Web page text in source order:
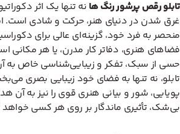
تابلو رقص پرشور رنگ ها نه تنها یک اثر
غرق شدن در دنیای هنر، حرکت و شادی است.
منحصر به فرد خود، گزینه‌ای عالی برای
فضاهای هنری، دفاتر کار مدرن، یا هر مکانی
حسی از سبک، تفکر و زیبایی‌شناسی خاص به
تابلو، نه تنها به فضای خود زیبایی بصری
پویایی، شور و بیانی هنری قوی را نیز به آن
بی‌شک، تأثیری ماندگار بر روی هر کسی